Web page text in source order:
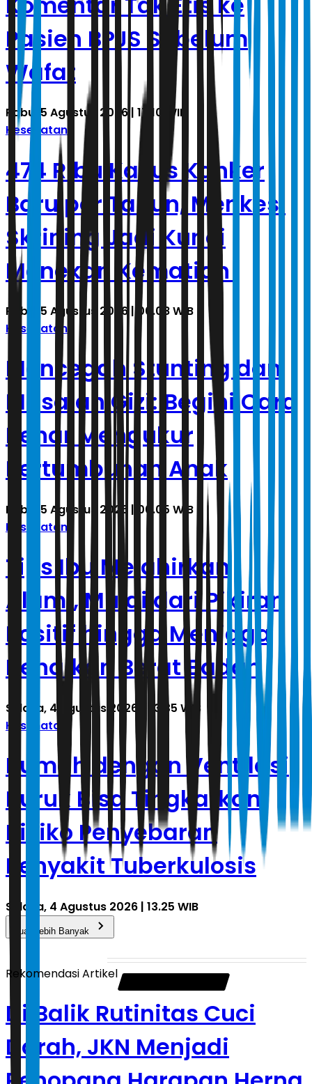
Pasien BPJS Sebelum
Wafat
Rabu, 5 Agustus 2026 | 17.10 WIB
Kesehatan
474 Ribu Kasus Kanker
Baru per Tahun, Menkes:
Skrining Jadi Kunci
Menekan Kematian
Rabu, 5 Agustus 2026 | 00.08 WIB
Kesehatan
Mencegah Stunting dan
Masalah Gizi: Begini Cara
Benar Mengukur
Pertumbuhan Anak
Rabu, 5 Agustus 2026 | 00.05 WIB
Kesehatan
Tips Ibu Melahirkan
Alami, Mulai dari Pikiran
Positif hingga Menjaga
Kenaikan Berat Badan
Selasa, 4 Agustus 2026 | 23.35 WIB
Kesehatan
Rumah dengan Ventilasi
Buruk Bisa Tingkatkan
Risiko Penyebaran
Penyakit Tuberkulosis
Selasa, 4 Agustus 2026 | 13.25 WIB
Muat Lebih Banyak
Rekomendasi Artikel
Di Balik Rutinitas Cuci
Darah, JKN Menjadi